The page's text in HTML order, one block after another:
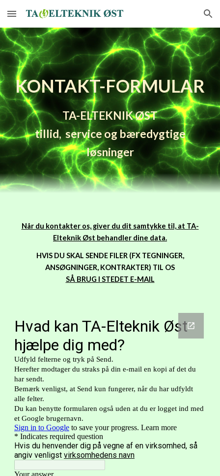
Skip to main content Skip to navigation
KONTAKT-FORMULAR
TA-ELTEKNIK ØST
tillid, service og bæredygtige
løsninger
Når du kontakter os, giver du dit samtykke til, at TA-
Elteknik Øst behandler dine data.
HVIS DU SKAL SENDE FILER (FX TEGNINGER,
ANSØGNINGER, KONTRAKTER) TIL OS
SÅ BRUG I STEDET E-MAIL